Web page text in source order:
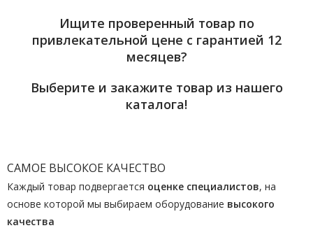
Ищите проверенный товар по
привлекательной цене с гарантией 12
месяцев?
Выберите и закажите товар из нашего
каталога!
САМОЕ ВЫСОКОЕ КАЧЕСТВО
Каждый товар подвергается оценке специалистов, на
основе которой мы выбираем оборудование высокого
качества